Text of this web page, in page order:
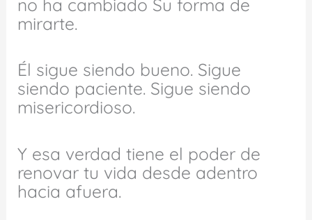
no ha cambiado Su forma de
mirarte.
Él sigue siendo bueno. Sigue
siendo paciente. Sigue siendo
misericordioso.
Y esa verdad tiene el poder de
renovar tu vida desde adentro
hacia afuera.